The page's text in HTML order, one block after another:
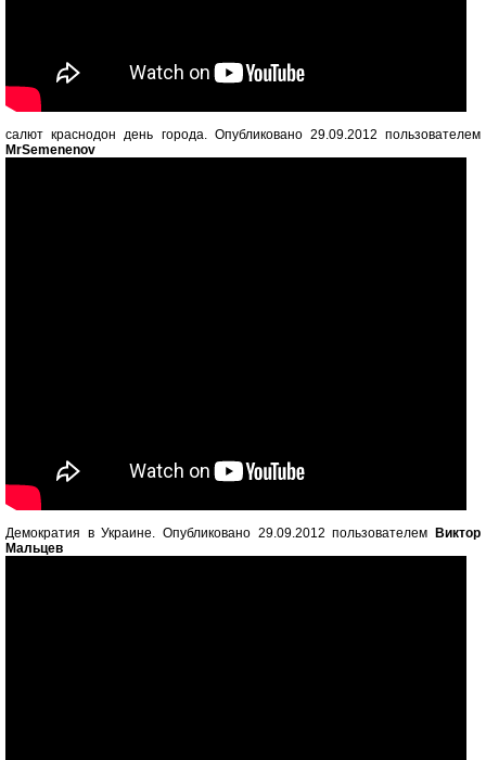
салют краснодон день города. Опубликовано 29.09.2012 пользователем
MrSemenenov
Демократия в Украине. Опубликовано 29.09.2012 пользователем
Виктор
Мальцев